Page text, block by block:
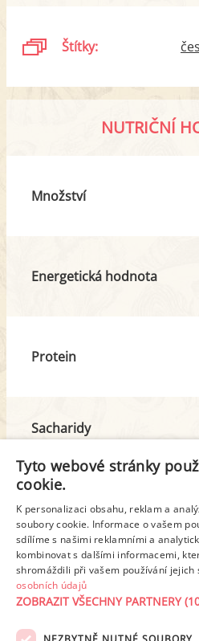
Štítky:
NUTRIČNÍ
Množství
Energetická hodnota
Protein
Sacharidy
z toho cukr
Tuk
z toho nas. mastné
Detailní
Tyto webové stránky
cookie.
K personalizaci obsahu, reklam a
soubory cookie. Informace o vašem
sdílíme s našimi reklamními a
kombinovat s dalšími informacemi,
shromáždili při vašem používání jejich
osobních údajů
ZOBRAZIT VŠECHNY PARTNERY